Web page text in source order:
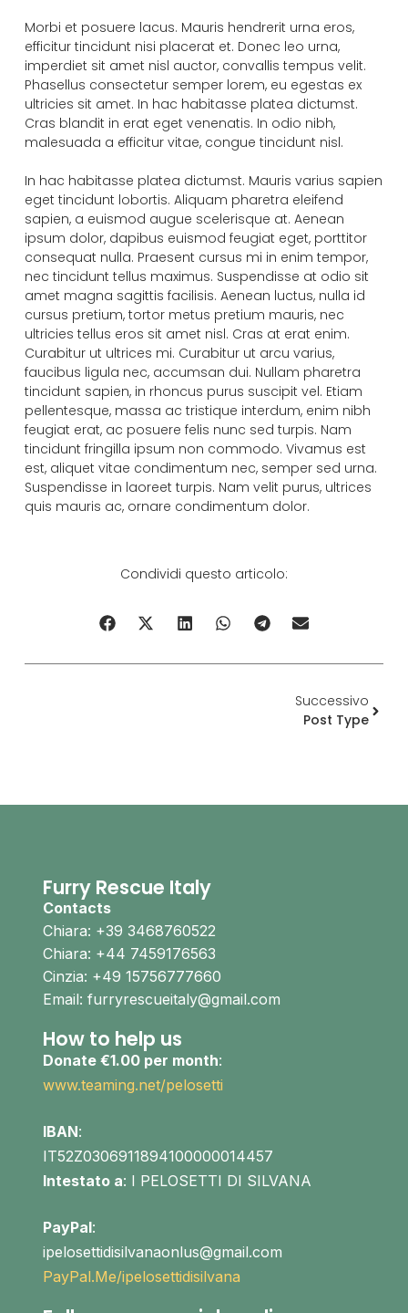
Morbi et posuere lacus. Mauris hendrerit urna eros,
efficitur tincidunt nisi placerat et. Donec leo urna,
imperdiet sit amet nisl auctor, convallis tempus velit.
Phasellus consectetur semper lorem, eu egestas ex
ultricies sit amet. In hac habitasse platea dictumst.
Cras blandit in erat eget venenatis. In odio nibh,
malesuada a efficitur vitae, congue tincidunt nisl.
In hac habitasse platea dictumst. Mauris varius sapien
eget tincidunt lobortis. Aliquam pharetra eleifend
sapien, a euismod augue scelerisque at. Aenean
ipsum dolor, dapibus euismod feugiat eget, porttitor
consequat nulla. Praesent cursus mi in enim tempor,
nec tincidunt tellus maximus. Suspendisse at odio sit
amet magna sagittis facilisis. Aenean luctus, nulla id
cursus pretium, tortor metus pretium mauris, nec
ultricies tellus eros sit amet nisl. Cras at erat enim.
Curabitur ut ultrices mi. Curabitur ut arcu varius,
faucibus ligula nec, accumsan dui. Nullam pharetra
tincidunt sapien, in rhoncus purus suscipit vel. Etiam
pellentesque, massa ac tristique interdum, enim nibh
feugiat erat, ac posuere felis nunc sed turpis. Nam
tincidunt fringilla ipsum non commodo. Vivamus est
est, aliquet vitae condimentum nec, semper sed urna.
Suspendisse in laoreet turpis. Nam velit purus, ultrices
quis mauris ac, ornare condimentum dolor.
Condividi questo articolo:
Successivo
Post Type
Furry Rescue Italy
Contacts
Chiara: +39 3468760522
Chiara: +44 7459176563
Cinzia: +49 15756777660
Email: furryrescueitaly@gmail.com
How to help us
Donate €1.00 per month:
www.teaming.net/pelosetti
IBAN:
IT52Z0306911894100000014457
Intestato a: I PELOSETTI DI SILVANA
PayPal:
ipelosettidisilvanaonlus@gmail.com
PayPal.Me/ipelosettidisilvana